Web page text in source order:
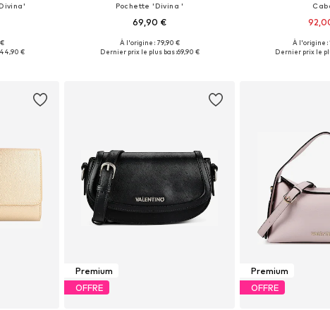
Size
44,90 €
Pochette 'Divina '
69,90 €
+1
Tailles disponibles: One Size
À l'origine : 79,90 €
Dernier prix le plus bas :69,90 €
Tailles
À l'origine :
Dernier prix le
Premium
OFFRE
Premium
OFFRE